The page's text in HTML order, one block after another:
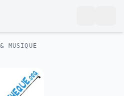
MUSIQUE